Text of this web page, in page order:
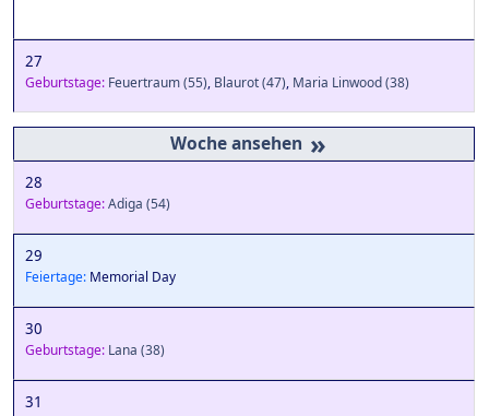
27
Geburtstage: Feuertraum(55), Blaurot(47), Maria Linwood(38)
»
28
Geburtstage:Adiga (54)
29
Feiertage: Memorial Day
30
Geburtstage: Lana (38)
31